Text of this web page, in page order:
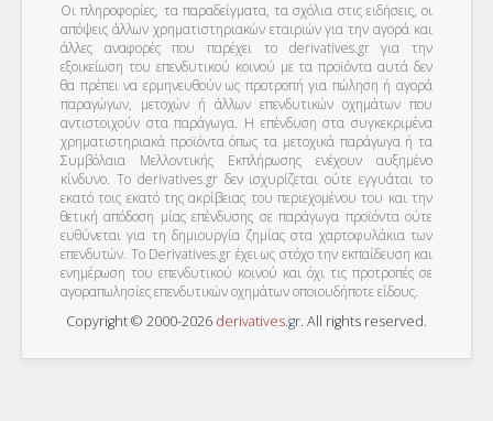
Οι πληροφορίες, τα παραδείγματα, τα σχόλια στις ειδήσεις, οι
απόψεις άλλων χρηματιστηριακών εταιριών για την αγορά και
άλλες αναφορές που παρέχει το derivatives.gr για την
εξοικείωση του επενδυτικού κοινού με τα προϊόντα αυτά δεν
θα πρέπει να ερμηνευθούν ως προτροπή για πώληση ή αγορά
παραγώγων, μετοχών ή άλλων επενδυτικών οχημάτων που
αντιστοιχούν στα παράγωγα. Η επένδυση στα συγκεκριμένα
χρηματιστηριακά προϊόντα όπως τα μετοχικά παράγωγα ή τα
Συμβόλαια Μελλοντικής Εκπλήρωσης ενέχουν αυξημένο
κίνδυνο. Το derivatives.gr δεν ισχυρίζεται ούτε εγγυάται το
εκατό τοις εκατό της ακρίβειας του περιεχομένου του και την
θετική απόδοση μίας επένδυσης σε παράγωγα προϊόντα ούτε
ευθύνεται για τη δημιουργία ζημίας στα χαρτοφυλάκια των
επενδυτών. To Derivatives.gr έχει ως στόχο την εκπαίδευση και
ενημέρωση του επενδυτικού κοινού και όχι τις προτροπές σε
αγοραπωλησίες επενδυτικών οχημάτων οποιουδήποτε είδους.
Copyright © 2000-2026 derivatives.gr. All rights reserved.